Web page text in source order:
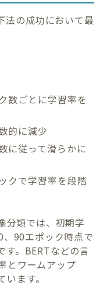
法の成功において最
数ごとに学習率を
的に減少
に従って滑らかに
クで学習率を段階
分類では、初期学
90エポック時点で
す。BERTなどの言
とワームアップ
ます。